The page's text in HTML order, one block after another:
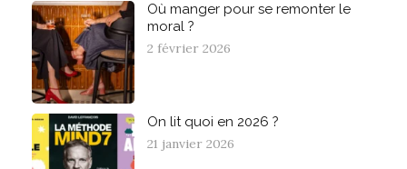
Où manger pour se remonter le
moral ?
2 février 2026
On lit quoi en 2026 ?
21 janvier 2026